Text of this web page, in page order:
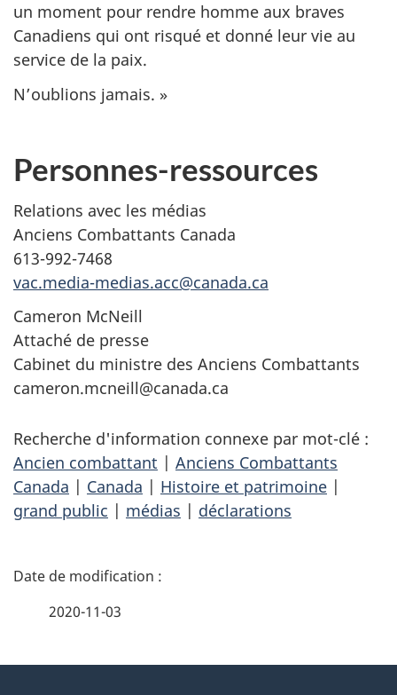
un moment pour rendre homme aux braves
Canadiens qui ont risqué et donné leur vie au
service de la paix.
N’oublions jamais. »
Personnes-ressources
Relations avec les médias
Anciens Combattants Canada
613-992-7468
vac.media-medias.acc@canada.ca
Cameron McNeill
Attaché de presse
Cabinet du ministre des Anciens Combattants
cameron.mcneill@canada.ca
Recherche d'information connexe par mot-clé :
Ancien combattant | Anciens Combattants
Canada | Canada | Histoire et patrimoine |
grand public | médias | déclarations
D
2020-11-03